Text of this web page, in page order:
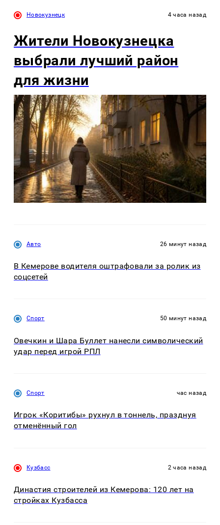
Новокузнецк 4 часа назад
Жители Новокузнецка
выбрали лучший район
для жизни
Авто 26 минут назад
В Кемерове водителя оштрафовали за ролик из
соцсетей
Спорт 50 минут назад
Овечкин и Шара Буллет нанесли символический
удар перед игрой РПЛ
Спорт час назад
Игрок «Коритибы» рухнул в тоннель, празднуя
отменённый гол
Кузбасс 2 часа назад
Династия строителей из Кемерова: 120 лет на
стройках Кузбасса